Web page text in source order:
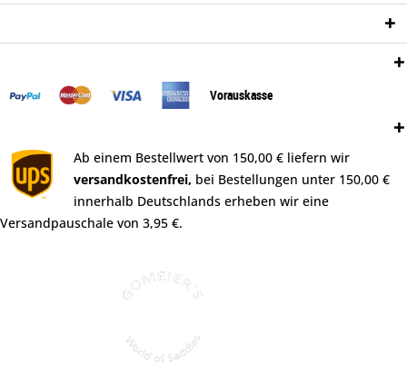
Vorauskasse
Ab einem Bestellwert von 150,00 € liefern wir
versandkostenfrei, bei Bestellungen unter 150,00 €
innerhalb Deutschlands erheben wir eine
Versandpauschale von 3,95 €.